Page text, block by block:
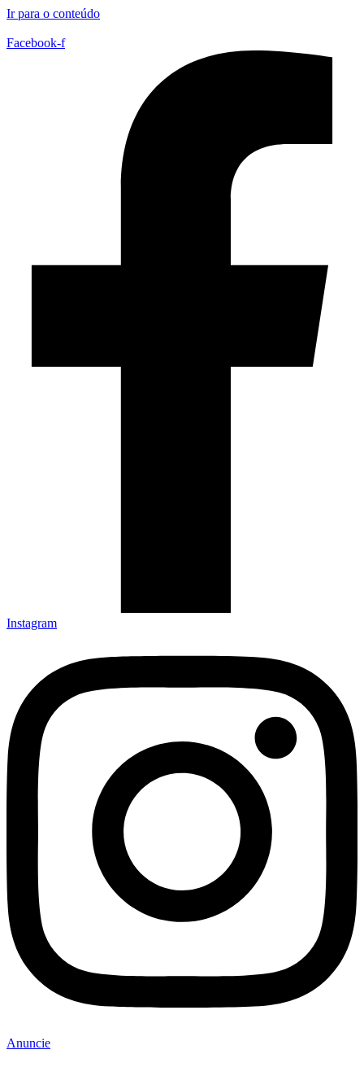
Ir para o conteúdo
Facebook-f
Instagram
Anuncie